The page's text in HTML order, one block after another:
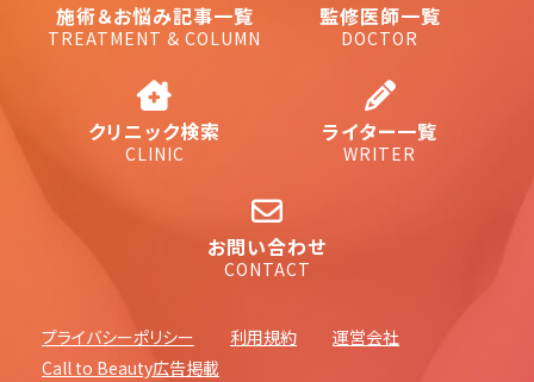
施術＆お悩み記事一覧
TREATMENT & COLUMN
監修医師一覧
DOCTOR
クリニック検索
CLINIC
ライター一覧
WRITER
お問い合わせ
CONTACT
プライバシーポリシー 利用規約
運営会社
Call to Beauty広告掲載